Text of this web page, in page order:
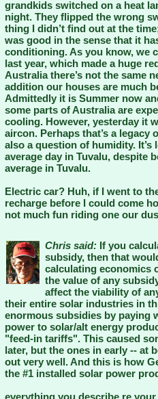
grandkids switched on a heat
night. They flipped the wrong
thing I didn’t find out at the
was good in the sense that it
conditioning. As you know, we
last year, which made a huge
Australia there’s not the same
addition our houses are much
Admittedly it is Summer now
some parts of Australia are
cooling. However, yesterday it
aircon. Perhaps that’s a legacy
also a question of humidity.
average day in Tuvalu, despite
average in Tuvalu.
Electric car? Huh, if I went to
recharge before I could come
not much fun riding one our
Chris said: If you
subsidy, then that
calculating economics
the value of any
affect the viability of
their entire solar industries in
enormous subsidies by paying
power to solar/alt energy
"feed-in tariffs". This caused
later, but the ones in early -- at
out very well. And this is how
the #1 installed solar power
everything you describe re